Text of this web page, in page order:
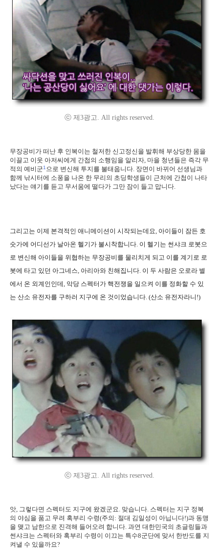
ⓒ 제3광고. All rights reserved.
무장공비가 떠난 후 인복이는 철저한 신고정신을 발휘해 부상당한 몸을
이끌고 이웃 아저씨에게 간첩의 소행임을 알리자, 마을 청년들은 즉각 무
적의 예비군1 으로 변신해 투지를 불태웁니다. 장면이 바뀌어 선생님과
함께 낚시터에 소풍을 나온 한 무리의 초딩학생들이 근처에 간첩이 나타
났다는 얘기를 듣고 무서움에 떨다가 그만 잠이 들고 맙니다.
그리고는 이제 본격적인 애니메이션이 시작되는데요, 아이들이 잠든 호
숫가에 어디선가 날아온 헬기가 불시착합니다. 이 헬기는 썬샤크 로봇으
로 변신해 아이들을 위협하는 무장공비를 물리치게 되고 이를 계기로 로
봇에 타고 있던 아그네스, 아리아와 친해집니다. 이 두 사람은 오로라 별
에서 온 외계인인데, 악당 스펙터가 핵전쟁을 일으켜 이를 정화할 수 있
는 산소 유전자를 구하러 지구에 온 것이었습니다. (산소 유전자라니!)
ⓒ 제3광고. All rights reserved.
앗, 그렇다면 스펙터도 지구에 왔겠군요. 맞습니다. 스펙터는 지구 정복
의 야심을 품고 무려 혹부리 수령(주의: 절대 김일성이 아닙니다!)과 동맹
을 맺고 남한으로 진격해 들어오려 합니다. 과연 대한민국의 초글링들과
썬샤크는 스펙터와 혹부리 수령이 이끄는 특수8군단에 맞서 한반도를 지
켜낼 수 있을까요?